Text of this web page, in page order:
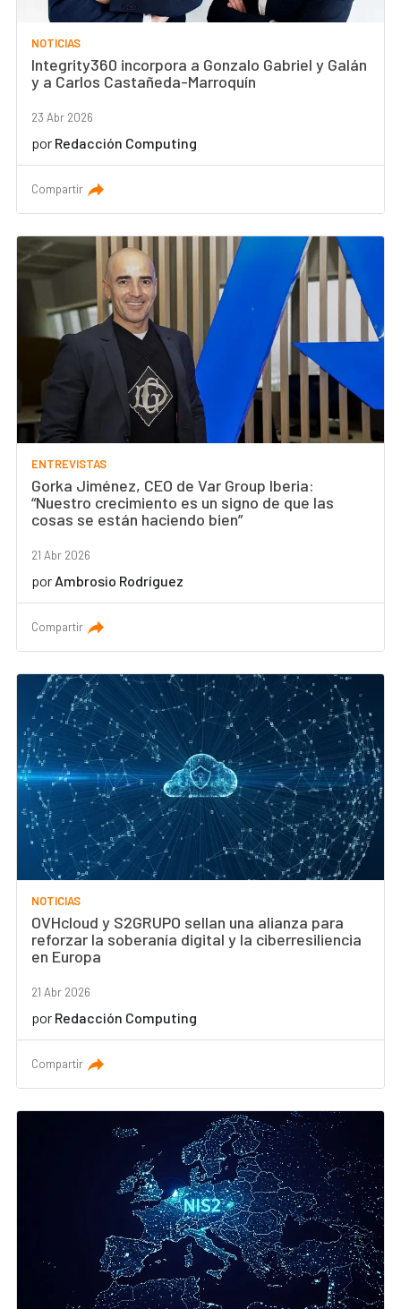
NOTICIAS
Integrity360 incorpora a Gonzalo Gabriel y Galán
y a Carlos Castañeda-Marroquín
23 Abr 2026
por Redacción Computing
Compartir
ENTREVISTAS
Gorka Jiménez, CEO de Var Group Iberia:
“Nuestro crecimiento es un signo de que las
cosas se están haciendo bien”
21 Abr 2026
por Ambrosio Rodríguez
Compartir
NOTICIAS
OVHcloud y S2GRUPO sellan una alianza para
reforzar la soberanía digital y la ciberresiliencia
en Europa
21 Abr 2026
por Redacción Computing
Compartir